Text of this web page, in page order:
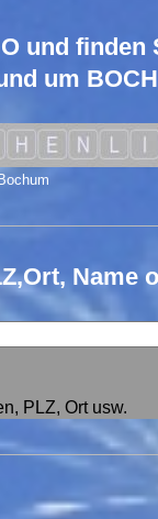
und finden
um
Name
PLZ, Ort usw.